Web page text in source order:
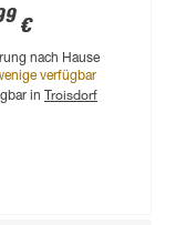
€
nach Hause
verfügbar
in Troisdorf